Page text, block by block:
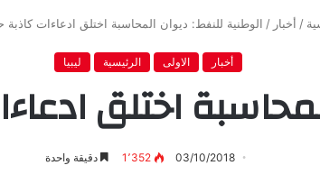
/ أخبار / الوطنية للنفط: ديوان المحاسبة اختلق ادعاءات
أخبار الاولى الرئيسية ليبيا
اختلق
03/10/2018 1٬352 دقيقة واحدة